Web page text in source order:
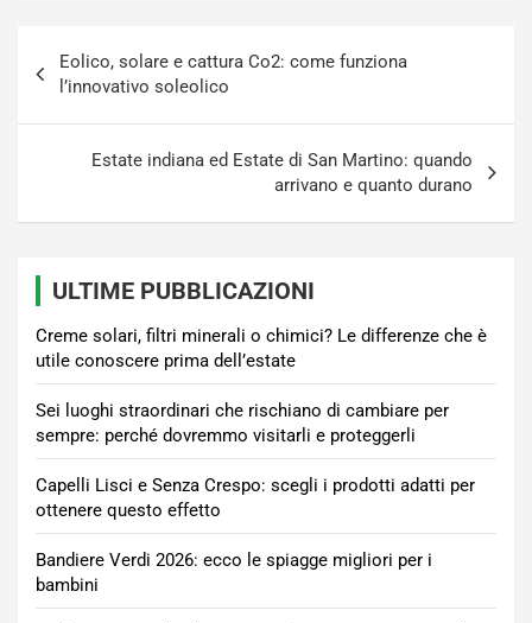
articoli
Eolico, solare e cattura Co2: come funziona
l’innovativo soleolico
Estate indiana ed Estate di San Martino: quando
arrivano e quanto durano
ULTIME PUBBLICAZIONI
Creme solari, filtri minerali o chimici? Le differenze che è
utile conoscere prima dell’estate
Sei luoghi straordinari che rischiano di cambiare per
sempre: perché dovremmo visitarli e proteggerli
Capelli Lisci e Senza Crespo: scegli i prodotti adatti per
ottenere questo effetto
Bandiere Verdi 2026: ecco le spiagge migliori per i
bambini